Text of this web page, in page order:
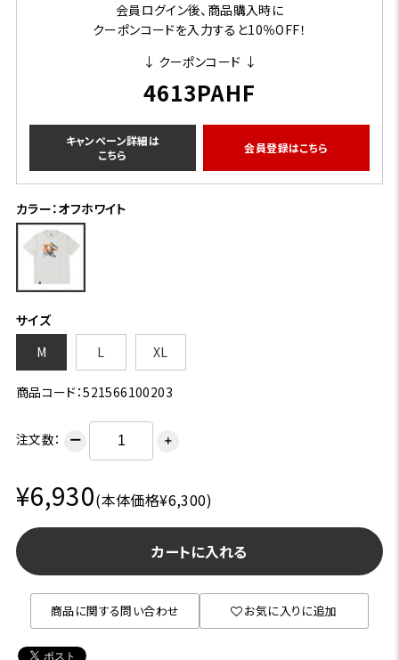
会員ログイン後、商品購入時に
クーポンコードを入力すると10％OFF！
↓ クーポンコード ↓
4613PAHF
キャンペーン詳細は
こちら
会員登録はこちら
カラー：オフホワイト
サイズ
M
L XL
商品コード：521566100203
注文数： ー ＋
¥6,930(本体価格¥6,300)
カートに入れる
商品に関する問い合わせ お気に入りに追加